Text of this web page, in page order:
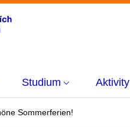
Studium Aktivity
Sommerferien!